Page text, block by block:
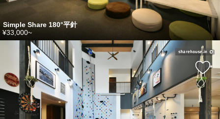
Simple Share 180°平針
¥33,000~